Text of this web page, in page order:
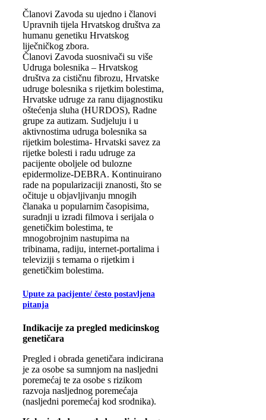
Članovi Zavoda su ujedno i članovi
Upravnih tijela Hrvatskog društva za
humanu genetiku Hrvatskog
liječničkog zbora.
Članovi Zavoda suosnivači su više
Udruga bolesnika – Hrvatskog
društva za cističnu fibrozu, Hrvatske
udruge bolesnika s rijetkim bolestima,
Hrvatske udruge za ranu dijagnostiku
oštećenja sluha (HURDOS), Radne
grupe za autizam. Sudjeluju i u
aktivnostima udruga bolesnika sa
rijetkim bolestima- Hrvatski savez za
rijetke bolesti i radu udruge za
pacijente oboljele od bulozne
epidermolize-DEBRA. Kontinuirano
rade na popularizaciji znanosti, što se
očituje u objavljivanju mnogih
članaka u popularnim časopisima,
suradnji u izradi filmova i serijala o
genetičkim bolestima, te
mnogobrojnim nastupima na
tribinama, radiju, internet-portalima i
televiziji s temama o rijetkim i
genetičkim bolestima.
Upute za pacijente/ često postavljena
pitanja
Indikacije za pregled medicinskog
genetičara
Pregled i obrada genetičara indicirana
je za osobe sa sumnjom na nasljedni
poremećaj te za osobe s rizikom
razvoja nasljednog poremećaja
(nasljedni poremećaj kod srodnika).